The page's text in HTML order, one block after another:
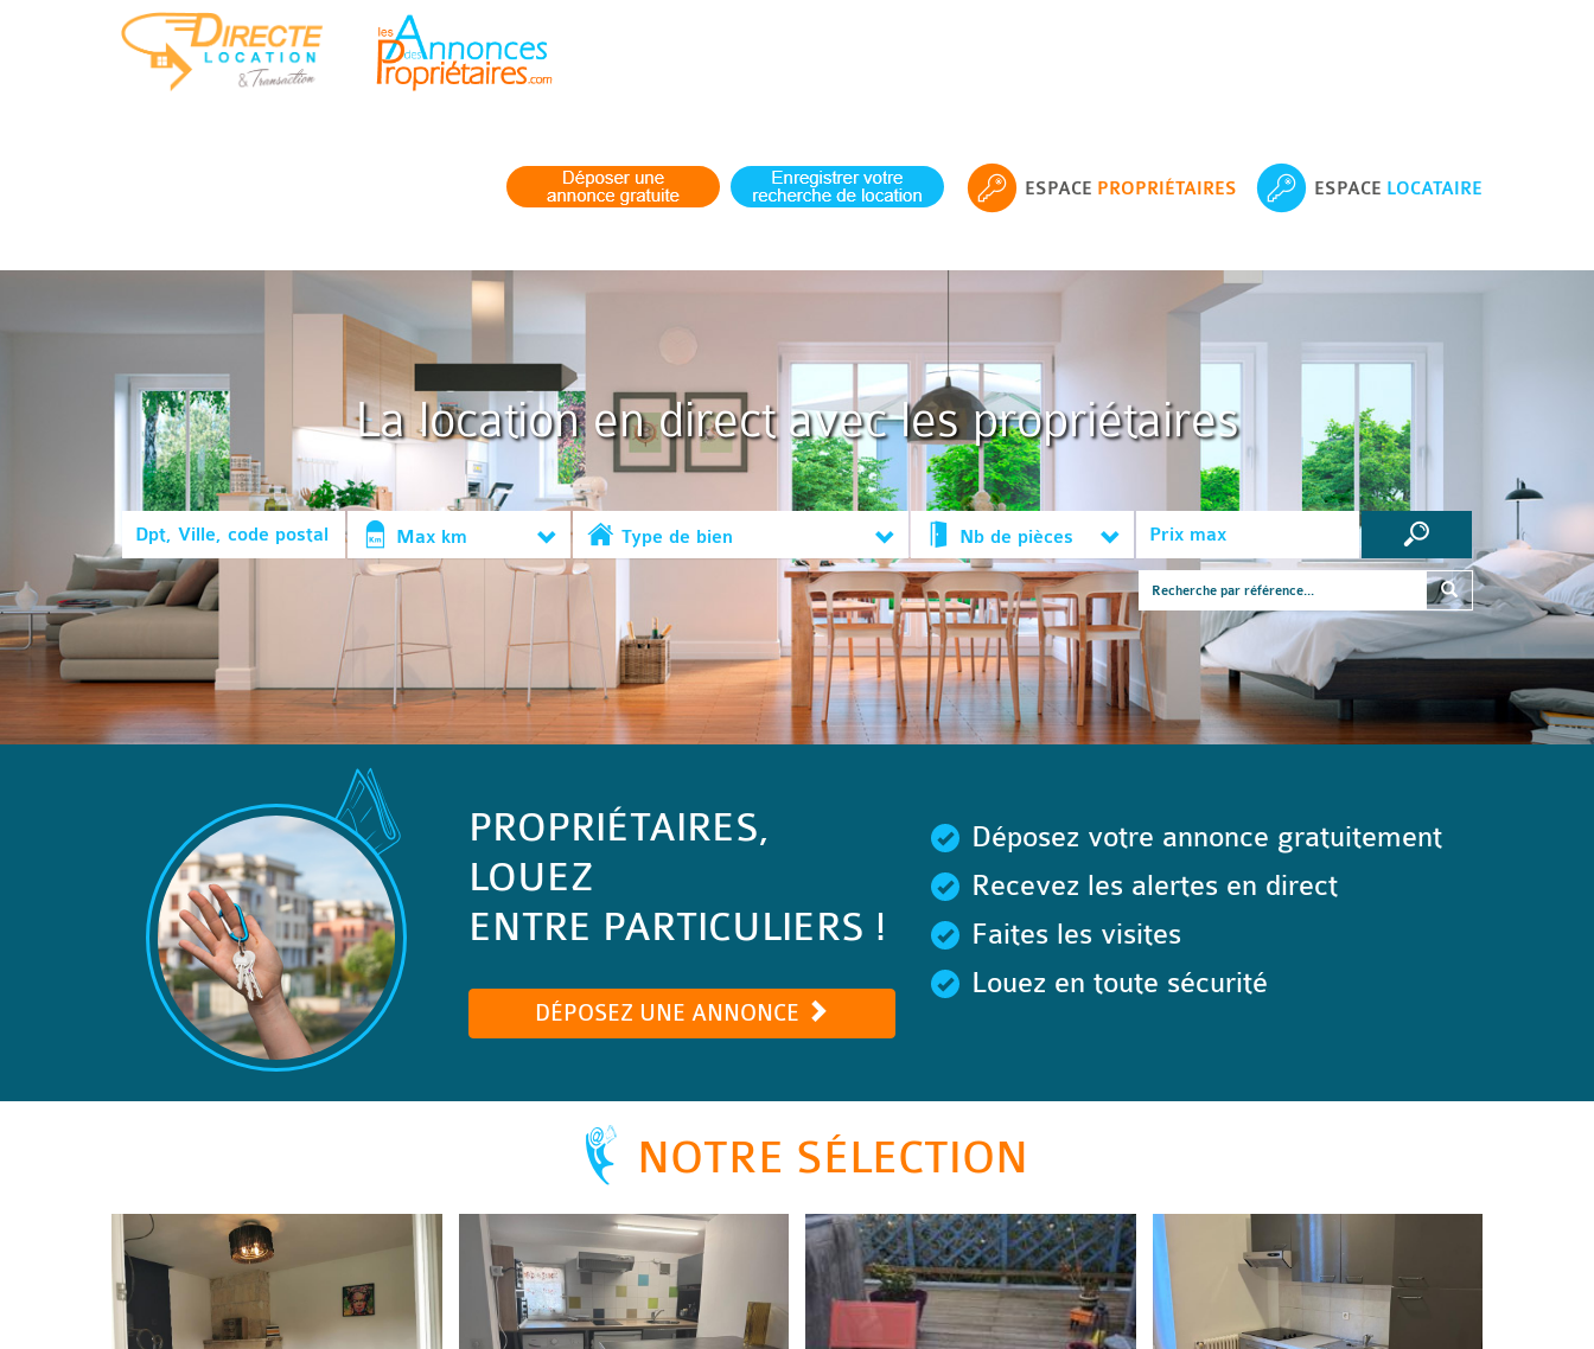
ESPACE PROPRIÉTAIRES ESPACE LOCATAIRE
La location en direct avec les propriétaires
Max km Type de bien Nb de pièces
PROPRIÉTAIRES,
LOUEZ
ENTRE PARTICULIERS !
DÉPOSEZ UNE ANNONCE
Déposez votre annonce gratuitement
Recevez les alertes en direct
Faites les visites
Louez en toute sécurité
NOTRE SÉLECTION